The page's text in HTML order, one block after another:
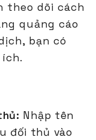
theo dõi cách
quảng cáo
bạn có
Nhập tên
đối thủ vào